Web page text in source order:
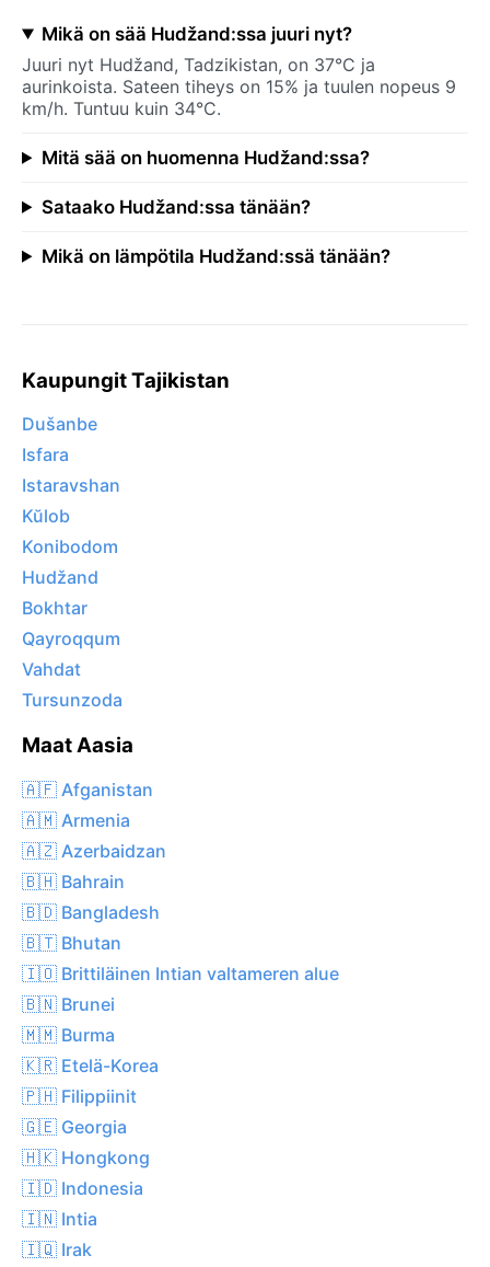
Mikä on sää Hudžand:ssa juuri nyt?
Juuri nyt Hudžand, Tadzikistan, on 37°C ja
aurinkoista. Sateen tiheys on 15% ja tuulen nopeus 9
km/h. Tuntuu kuin 34°C.
Mitä sää on huomenna Hudžand:ssa?
Sataako Hudžand:ssa tänään?
Mikä on lämpötila Hudžand:ssä tänään?
Kaupungit Tajikistan
Dušanbe
Isfara
Istaravshan
Kŭlob
Konibodom
Hudžand
Bokhtar
Qayroqqum
Vahdat
Tursunzoda
Maat Aasia
🇦🇫 Afganistan
🇦🇲 Armenia
🇦🇿 Azerbaidzan
🇧🇭 Bahrain
🇧🇩 Bangladesh
🇧🇹 Bhutan
🇮🇴 Brittiläinen Intian valtameren alue
🇧🇳 Brunei
🇲🇲 Burma
🇰🇷 Etelä-Korea
🇵🇭 Filippiinit
🇬🇪 Georgia
🇭🇰 Hongkong
🇮🇩 Indonesia
🇮🇳 Intia
🇮🇶 Irak